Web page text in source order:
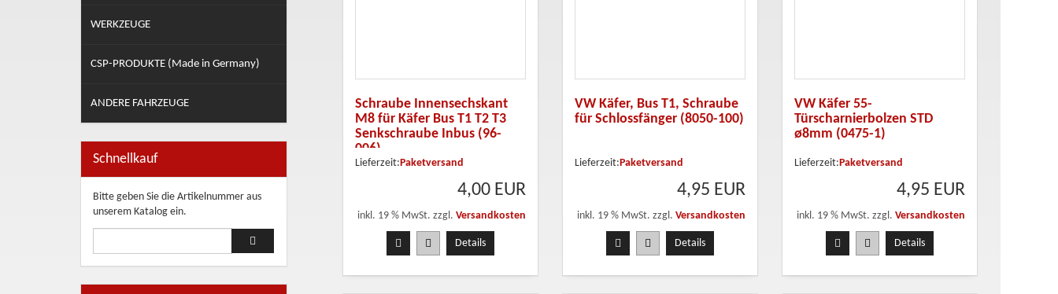
WERKZEUGE
CSP-PRODUKTE (Made in Germany)
ANDERE FAHRZEUGE
Schnellkauf
Bitte geben Sie die Artikelnummer aus
unserem Katalog ein.
Schraube Innensechskant
M8 für Käfer Bus T1 T2 T3
Senkschraube Inbus (96-
006)
Lieferzeit: Paketversand
4,00 EUR
inkl. 19 % MwSt. zzgl. Versandkosten
Details
VW Käfer, Bus T1, Schraube
für Schlossfänger (8050-100)
Lieferzeit: Paketversand
4,95 EUR
inkl. 19 % MwSt. zzgl. Versandkosten
Details
VW Käfer 55-
Türscharnierbolzen STD
ø8mm (0475-1)
Lieferzeit: Paketversand
4,95 EUR
inkl. 19 % MwSt. zzgl. Versandkosten
Details